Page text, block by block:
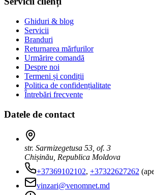
Ghiduri & blog
Servicii
Branduri
Returnarea mărfurilor
Urmărire comandă
Despre noi
Termeni și condiții
Politica de confidențialitate
Întrebări frecvente
Datele de contact
str. Sarmizegetusa 53, of. 3
Chișinău, Republica Moldova
+37369102102, +37322627262
vinzari@venomnet.md